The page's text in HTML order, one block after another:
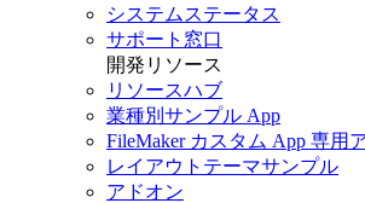
システムステータス
サポート窓口
開発リソース
リソースハブ
業種別サンプル App
FileMaker カスタム App 専用
レイアウトテーマサンプル
アドオン